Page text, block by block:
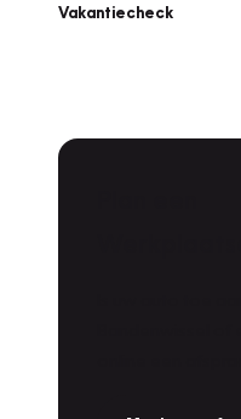
Vakantiecheck